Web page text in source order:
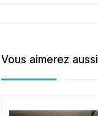
Vous aimerez aussi